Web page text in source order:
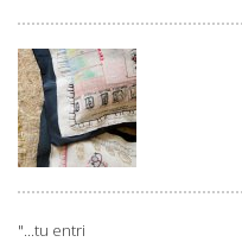
"...tu entri